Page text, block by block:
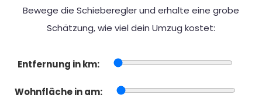
Bewege die Schieberegler und erhalte eine grobe
Schätzung, wie viel dein Umzug kostet:
Entfernung in km:
Wohnfläche in qm: